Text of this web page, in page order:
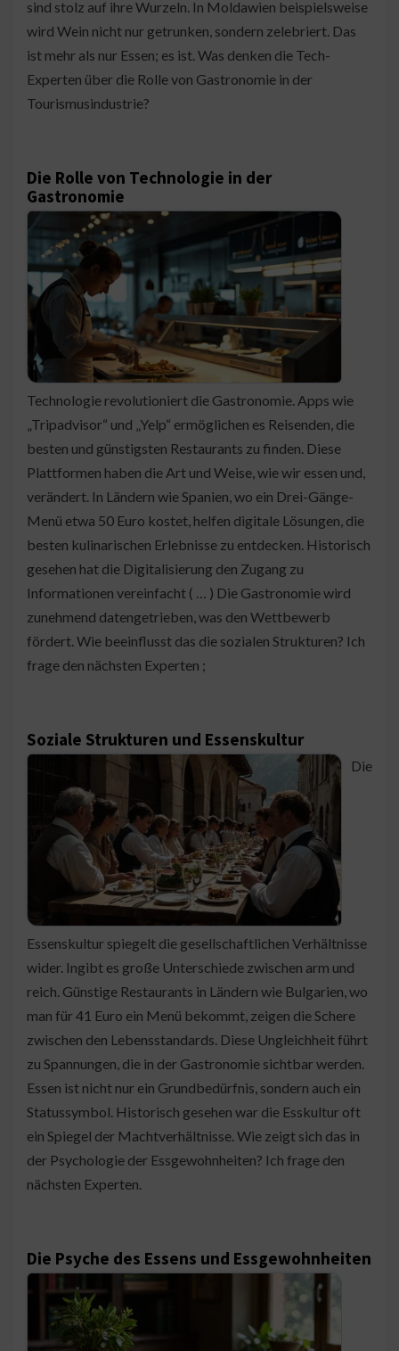
sind stolz auf ihre Wurzeln. In Moldawien beispielsweise
wird Wein nicht nur getrunken, sondern zelebriert. Das
ist mehr als nur Essen; es ist. Was denken die Tech-
Experten über die Rolle von Gastronomie in der
Tourismusindustrie?
Die Rolle von Technologie in der
Gastronomie
Technologie revolutioniert die Gastronomie. Apps wie
„Tripadvisor“ und „Yelp“ ermöglichen es Reisenden, die
besten und günstigsten Restaurants zu finden. Diese
Plattformen haben die Art und Weise, wie wir essen und,
verändert. In Ländern wie Spanien, wo ein Drei-Gänge-
Menü etwa 50 Euro kostet, helfen digitale Lösungen, die
besten kulinarischen Erlebnisse zu entdecken. Historisch
gesehen hat die Digitalisierung den Zugang zu
Informationen vereinfacht ( … ) Die Gastronomie wird
zunehmend datengetrieben, was den Wettbewerb
fördert. Wie beeinflusst das die sozialen Strukturen? Ich
frage den nächsten Experten ;
Soziale Strukturen und Essenskultur
Die
Essenskultur spiegelt die gesellschaftlichen Verhältnisse
wider. Ingibt es große Unterschiede zwischen arm und
reich. Günstige Restaurants in Ländern wie Bulgarien, wo
man für 41 Euro ein Menü bekommt, zeigen die Schere
zwischen den Lebensstandards. Diese Ungleichheit führt
zu Spannungen, die in der Gastronomie sichtbar werden.
Essen ist nicht nur ein Grundbedürfnis, sondern auch ein
Statussymbol. Historisch gesehen war die Esskultur oft
ein Spiegel der Machtverhältnisse. Wie zeigt sich das in
der Psychologie der Essgewohnheiten? Ich frage den
nächsten Experten.
Die Psyche des Essens und Essgewohnheiten